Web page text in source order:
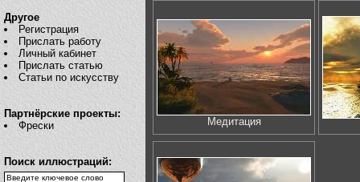
Другое
Регистрация
Прислать работу
Личный кабинет
Прислать статью
Статьи по искусству
Партнёрские проекты:
Фрески
Поиск иллюстраций:
Медитация